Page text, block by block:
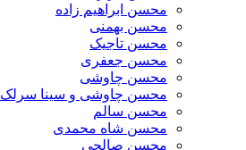
محسن ابراهیم زاده
محسن بهمنی
محسن تاجیک
محسن جعفری
محسن چاوشی
محسن چاوشی و سینا سرلک
محسن سالم
محسن شاه محمدی
محسن صالحی